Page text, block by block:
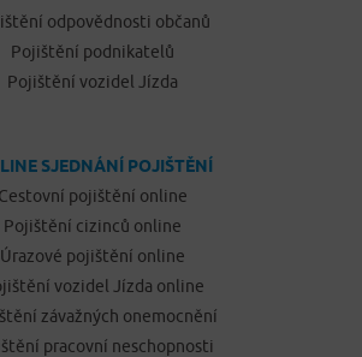
odpovědnosti občanů
Pojištění podnikatelů
Pojištění vozidel Jízda
SJEDNÁNÍ POJIŠTĚNÍ
Cestovní pojištění online
Pojištění cizinců online
Úrazové pojištění online
vozidel Jízda online
závažných onemocnění
pracovní neschopnosti